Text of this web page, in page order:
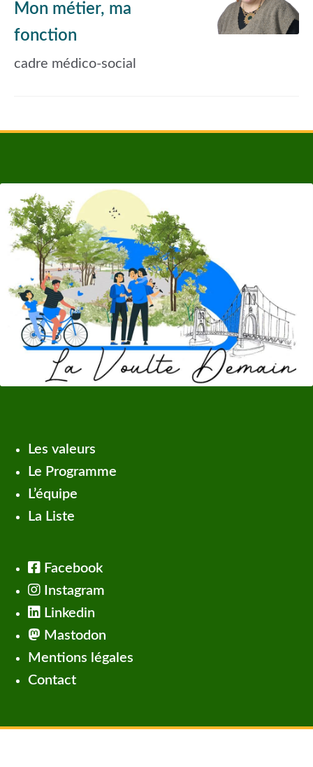
Mon métier, ma
fonction
cadre médico-social
Les valeurs
Le Programme
L’équipe
La Liste
Facebook
Instagram
Linkedin
Mastodon
Mentions légales
Contact